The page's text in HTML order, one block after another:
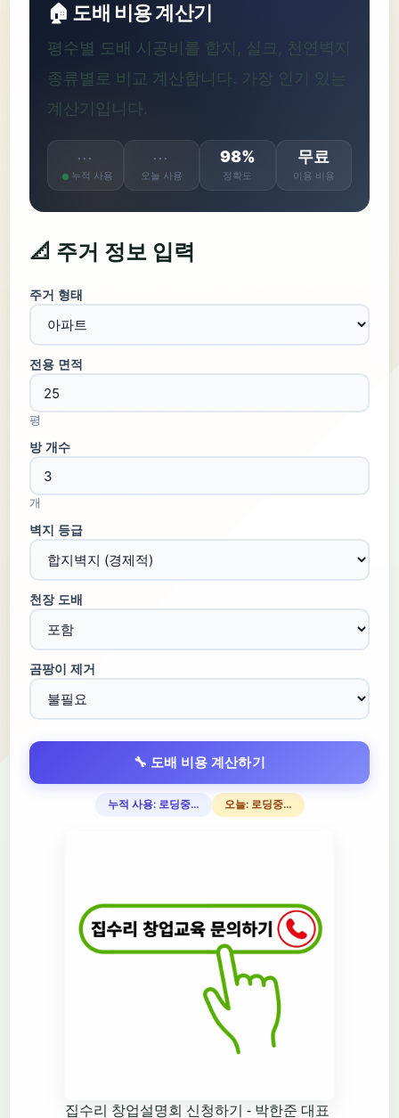
🏠 도배 비용 계산기
평수별 도배 시공비를 합지, 실크, 천연벽지
종류별로 비교 계산합니다. 가장 인기 있는
계산기입니다.
···
누적 사용
···
오늘 사용
98%
정확도
무료
이용 비용
📐 주거 정보 입력
주거 형태
전용 면적
평
방 개수
개
벽지 등급
천장 도배
곰팡이 제거
🔧 도배 비용 계산하기
누적 사용: 로딩중… 오늘: 로딩중…
집수리 창업설명회 신청하기 - 박한준 대표